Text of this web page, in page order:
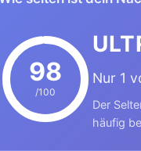
98
/100
Nur 1
Der
häufig